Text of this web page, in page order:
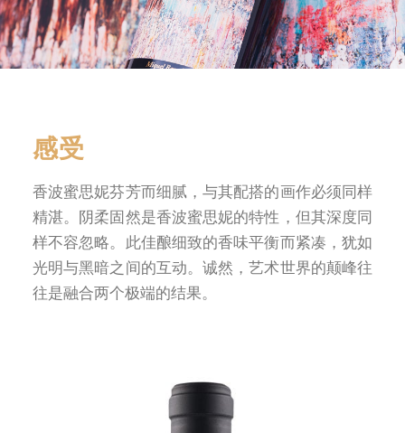
感受
香波蜜思妮芬芳而细腻，与其配搭的画作必须同样
精湛。阴柔固然是香波蜜思妮的特性，但其深度同
样不容忽略。此佳酿细致的香味平衡而紧凑，犹如
光明与黑暗之间的互动。诚然，艺术世界的颠峰往
往是融合两个极端的结果。